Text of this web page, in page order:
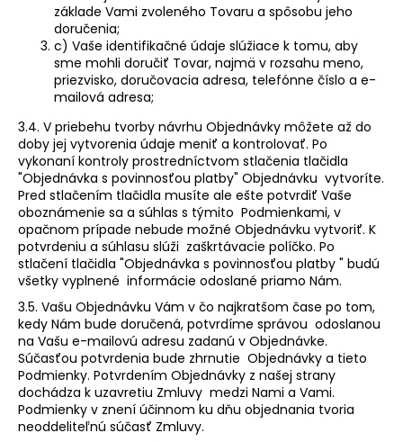
základe Vami zvoleného Tovaru a spôsobu jeho
doručenia;
c) Vaše identifikačné údaje slúžiace k tomu, aby
sme mohli doručiť Tovar, najmä v rozsahu meno,
priezvisko, doručovacia adresa, telefónne číslo a e-
mailová adresa;
3.4. V priebehu tvorby návrhu Objednávky môžete až do
doby jej vytvorenia údaje meniť a kontrolovať. Po
vykonaní kontroly prostredníctvom stlačenia tlačidla
"Objednávka s povinnosťou platby" Objednávku vytvoríte.
Pred stlačením tlačidla musíte ale ešte potvrdiť Vaše
oboznámenie sa a súhlas s týmito Podmienkami, v
opačnom prípade nebude možné Objednávku vytvoriť. K
potvrdeniu a súhlasu slúži zaškrtávacie políčko. Po
stlačení tlačidla "Objednávka s povinnosťou platby " budú
všetky vyplnené informácie odoslané priamo Nám.
3.5. Vašu Objednávku Vám v čo najkratšom čase po tom,
kedy Nám bude doručená, potvrdíme správou odoslanou
na Vašu e-mailovú adresu zadanú v Objednávke.
Súčasťou potvrdenia bude zhrnutie Objednávky a tieto
Podmienky. Potvrdením Objednávky z našej strany
dochádza k uzavretiu Zmluvy medzi Nami a Vami.
Podmienky v znení účinnom ku dňu objednania tvoria
neoddeliteľnú súčasť Zmluvy.